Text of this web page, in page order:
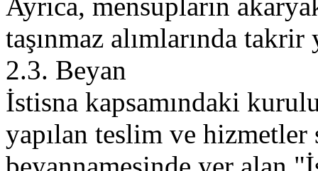
Ayrıca, mensupların
taşınmaz alımlarında
2.3. Beyan
İstisna kapsamındaki
yapılan teslim ve hizmetler